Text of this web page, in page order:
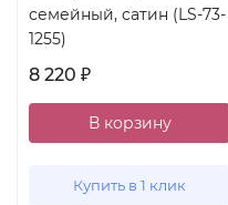
семейный, сатин (LS-73-
1255)
8 220 ₽
В корзину
Купить в 1 клик